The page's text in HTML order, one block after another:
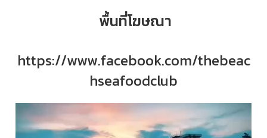
พื้นที่โฆษณา
https://www.facebook.com/thebeac
hseafoodclub